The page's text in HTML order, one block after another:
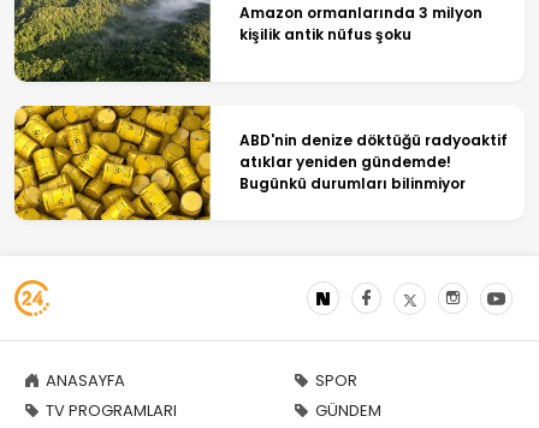
Amazon ormanlarında 3 milyon
kişilik antik nüfus şoku
ABD'nin denize döktüğü radyoaktif
atıklar yeniden gündemde!
Bugünkü durumları bilinmiyor
ANASAYFA
TV PROGRAMLARI
SPOR
GÜNDEM